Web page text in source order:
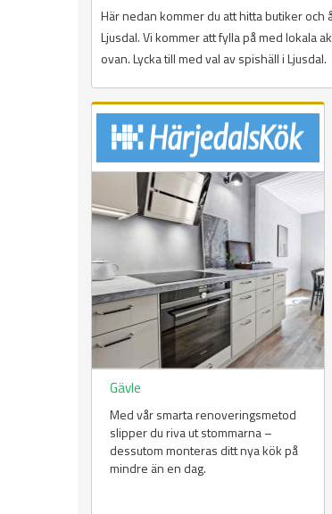
Här nedan kommer du att hitta butiker
Ljusdal. Vi kommer att fylla på med lokala
ovan. Lycka till med val av spishäll i Ljusdal.
Gävle
Med vår smarta renoveringsmetod
slipper du riva ut stommarna –
dessutom monteras ditt nya kök på
mindre än en dag.